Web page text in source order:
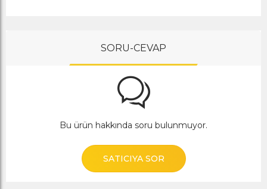
SORU-CEVAP
Bu ürün hakkında soru bulunmuyor.
SATICIYA SOR